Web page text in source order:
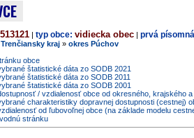
513121 | typ obce: vidiecka obec | prvá
Trenčiansky kraj » okres Púchov
obce
štatistické dáta zo SODB 2021
štatistické dáta zo SODB 2011
štatistické dáta zo SODB 2001
/ vzdialenosť obce od okresného, krajského a
charakteristiky dopravnej dostupnosti (cestnej)
od ľubovoľnej obce (na základe modelu
stránku